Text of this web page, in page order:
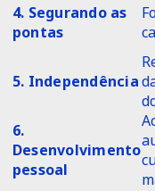
4. Segurando as
pontas
5. Independência
6.
Desenvolvimento
pessoal